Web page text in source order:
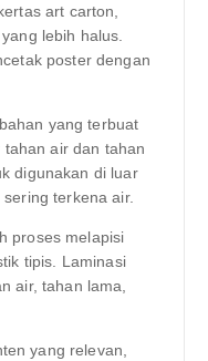
art carton,
lebih halus.
poster dengan
yang terbuat
air dan tahan
digunakan di luar
terkena air.
proses melapisi
tipis. Laminasi
air, tahan lama,
yang relevan,